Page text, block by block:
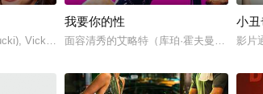
。如今，三人为了一场仅有一次的演出再度合体，前
Vicky (Julia Novohradsky) und Lena (Nhung Hon
我要你的性
面容清秀的艾略特（库珀·霍夫曼 Cooper
小丑
影片